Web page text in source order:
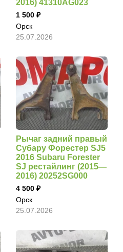
2016) 41310AG023
1 500
Орск
25.07.2026
Рычаг задний правый
Субару Форестер SJ5
2016 Subaru Forester
SJ рестайлинг (2015—
2016) 20252SG000
4 500
Орск
25.07.2026